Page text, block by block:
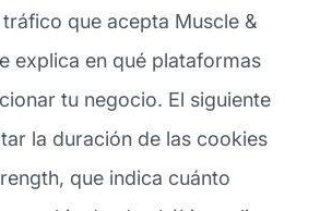
que acepta Muscle &
explica en qué plataformas
tu negocio. El siguiente
la duración de las cookies
que indica cuánto